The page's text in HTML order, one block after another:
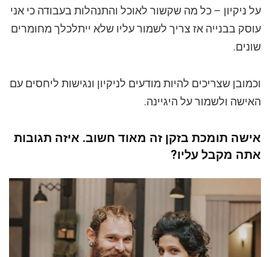
על ניקיון – כל מה שקשור לאוכל והתנהלות בעבודה כי אני
עוסק בבנייה אז צריך לשמור עליו שלא ייתלכלך מחומרים
שונים.
וכמובן שצריכים להיות מודעים לניקיון ונגישות ליחסים עם
האישה ולשמור על היגיינה.
אישה תומכת בזקן זה מאוד חשוב. איזה תגובות
אתה מקבל עליו?